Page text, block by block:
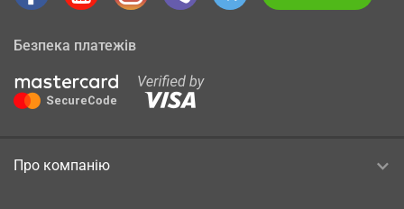
Безпека платежів
Про компанію